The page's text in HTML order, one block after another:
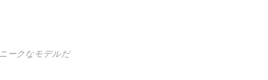
ークなモデルだ